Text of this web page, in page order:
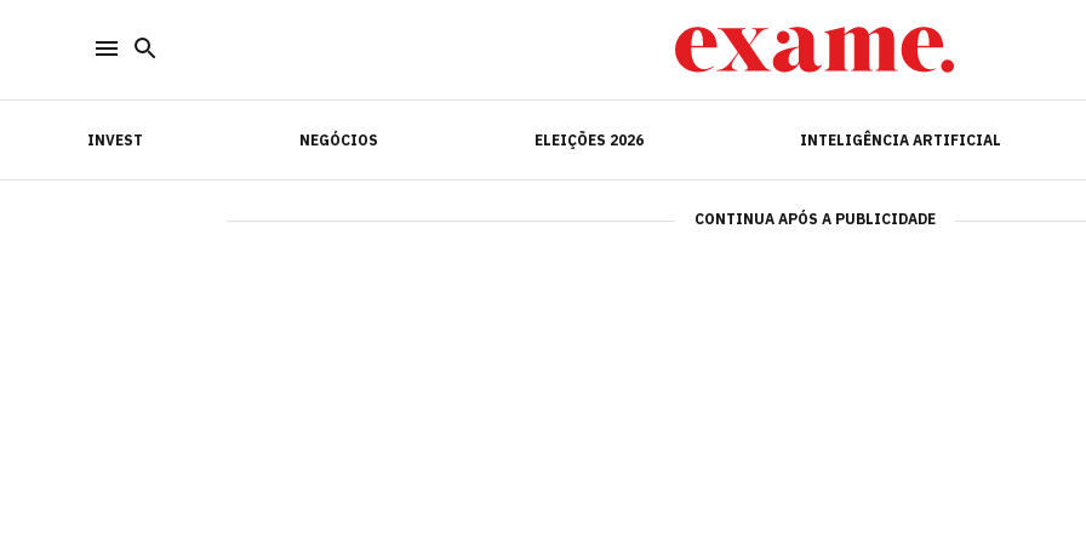
INVEST NEGÓCIOS ELEIÇÕES 2026 INTELIGÊNCIA ARTIFICIAL
INVEST INTELIGÊNCIA ARTIFICIAL
CONTINUA APÓS A PUBLICIDADE